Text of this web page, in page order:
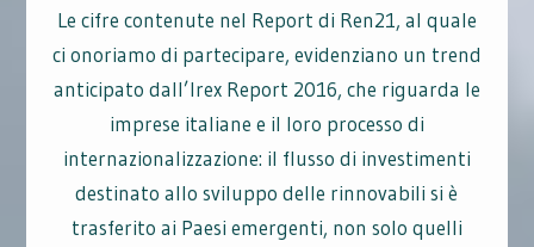
Le cifre contenute nel Report di Ren21, al quale
ci onoriamo di partecipare, evidenziano un trend
anticipato dall’Irex Report 2016, che riguarda le
imprese italiane e il loro processo di
internazionalizzazione: il flusso di investimenti
destinato allo sviluppo delle rinnovabili si è
trasferito ai Paesi emergenti, non solo quelli